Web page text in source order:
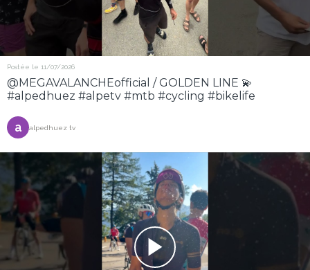
Postée le 11/07/2026
@MEGAVALANCHEofficial / GOLDEN LINE 💫
#alpedhuez #alpetv #mtb #cycling #bikelife
a alpedhuez tv